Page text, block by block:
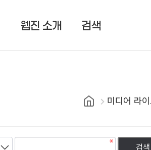
웹진 소개 검색
미디어 라이